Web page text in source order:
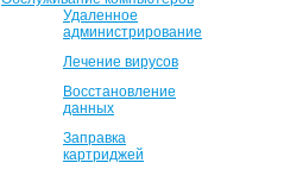
Удаленное
администрирование
Лечение вирусов
Восстановление
данных
Заправка
картриджей